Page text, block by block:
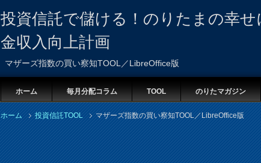
投資信託で儲ける！のりたまの幸
金収入向上計画
マザーズ指数の買い察知TOOL／LibreOffice版
ホーム 毎月分配コラム TOOL のりたマガジン
ホーム 投資信託TOOL マザーズ指数の買い察知TOOL／LibreOffice版